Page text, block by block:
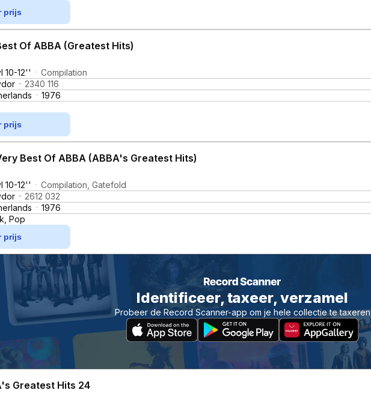
prijs
Of ABBA (Greatest Hits)
10-12''
Compilation
2340 116
1976
prijs
Best Of ABBA (ABBA's Greatest Hits)
10-12''
Compilation, Gatefold
2612 032
1976
Pop
prijs
Identificeer, taxeer, verzamel
Probeer de Record Scanner-app om je hele collectie te taxeren
Greatest Hits 24